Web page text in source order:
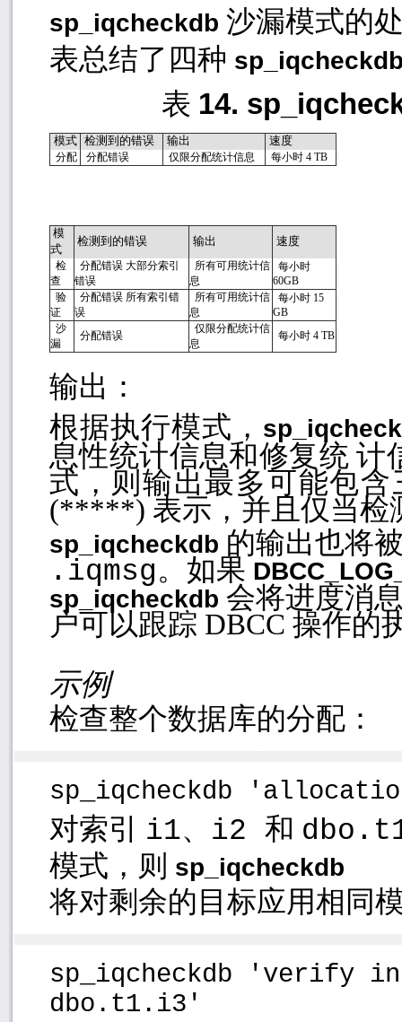
sp_iqcheckdb 沙漏模式的
表总结了四种
表 14.
模式 检测到的错误 输出 速度
分配 分配错误 仅限分配统计信息 每小时 4 TB
模
式
检测到的错误 输出 速度
检
查
分配错误 大部分索引
错误
所有可用统计信
息
每小时
60GB
验
证
分配错误 所有索引错
误
所有可用统计信
息
每小时 15
GB
沙
漏
分配错误
仅限分配统计信
息
每小时 4 TB
输出：
根据执行模式，
息性统计信息和修复统 计
式，则输出最多可能包
(*****) 表示，并且仅当检
sp_iqcheckdb 的输出也将
.iqmsg。如果
sp_iqcheckdb 会将进度消
户可以跟踪 DBCC 操作的
示例
检查整个数据库的分配：
sp_iqcheckdb
对索引 i1、 i2 和
模式，则 sp_iqcheckdb
将对剩余的目标应用相同
sp_iqcheckdb 'verify
dbo.t1.i3'